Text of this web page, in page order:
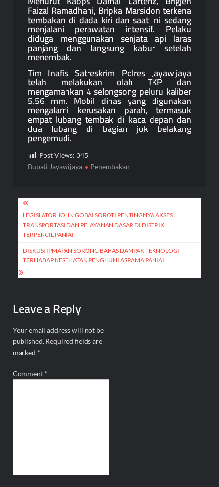
Faizal Ramadhani, Bripka Marsidon terkena
tembakan di dada kiri dan saat ini sedang
menjalani perawatan intensif. Pelaku
diduga menggunakan senjata api laras
panjang dan langsung kabur setelah
menembak.
Tim Inafis Satreskrim Polres Jayawijaya
telah melakukan olah TKP dan
mengamankan 4 selongsong peluru kaliber
5.56 mm. Mobil dinas yang digunakan
mengalami kerusakan parah, termasuk
empat lubang tembak di kaca depan dan
dua lubang di bagian jok belakang
pengemudi.
Post Views: 345
Bupati Jayawijaya
Penembakan
Post
navigation
LEGISLATOR JOHN GOBAI SOROTI PENTINGNYA AKSES
TRANSPORTASI DAN PELAYANAN DASAR DI DISTRIK
TERPENCIL PANIAI
DISKUSI IPMAPAN SORONG BAHAS DAMPAK TEKNOLOGI
TERHADAP KESEHATAN PENGHUNI ASRAMA PANIAI
Leave a Reply
Your email address will not be
published. Required fields are
marked *
Comment *